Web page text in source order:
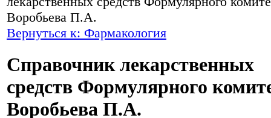
Воробьева П.А.
Вернуться к: Фармакология
Справочник лекарственных
средств Формулярного
Воробьева П.А.